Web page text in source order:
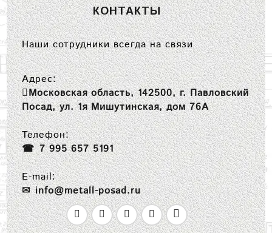
КОНТАКТЫ
Наши сотрудники всегда на связи
Адрес:
Московская область, 142500, г. Павловский
Посад, ул. 1я Мишутинская, дом 76А
Телефон:
7 995 657 5191
E-mail:
info@metall-posad.ru